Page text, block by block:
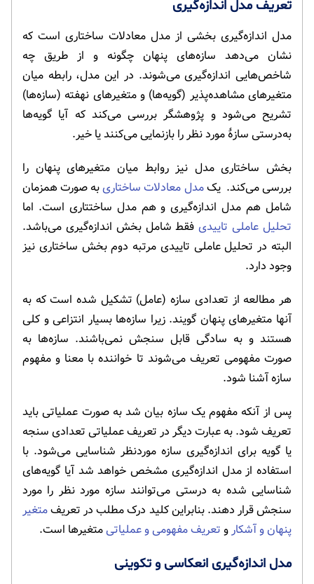
تعریف مدل اندازه‌گیری
مدل اندازه‌گیری بخشی از مدل معادلات ساختاری است که
نشان می‌دهد سازه‌های پنهان چگونه و از طریق چه
شاخص‌هایی اندازه‌گیری می‌شوند. در این مدل، رابطه میان
متغیرهای مشاهده‌پذیر (گویه‌ها) و متغیرهای نهفته (سازه‌ها)
تشریح می‌شود و پژوهشگر بررسی می‌کند که آیا گویه‌ها
به‌درستی سازهٔ مورد نظر را بازنمایی می‌کنند یا خیر.
بخش ساختاری مدل نیز روابط میان متغیرهای پنهان را
بررسی می‌کند. یکمدل معادلات ساختاریبه صورت همزمان
شامل هم مدل اندازه‌گیری و هم مدل ساختتاری است. اما
تحلیل عاملی تاییدیفقط شامل بخش اندازه‌گیری می‌باشد.
البته در تحلیل عاملی تاییدی مرتبه دوم بخش ساختاری نیز
وجود دارد.
هر مطالعه از تعدادی سازه (عامل) تشکیل شده است که به
آنها متغیرهای پنهان گویند. زیرا سازه‌ها بسیار انتزاعی و کلی
هستند و به سادگی قابل سنجش نمی‌باشند. سازه‌ها به
صورت مفهومی تعریف می‌شوند تا خواننده با معنا و مفهوم
سازه آشنا شود.
پس از آنکه مفهوم یک سازه بیان شد به صورت عملیاتی باید
تعریف شود. به عبارت دیگر در تعریف عملیاتی تعدادی سنجه
یا گویه برای اندازه‌گیری سازه موردنظر شناسایی می‌شود. با
استفاده از مدل اندازه‌گیری مشخص خواهد شد آیا گویه‌های
شناسایی شده به درستی می‌توانند سازه مورد نظر را مورد
سنجش قرار دهند. بنابراین کلید درک مطلب در تعریفمتغیر
پنهان و آشکار و تعریف مفهومی و عملیاتیمتغیرها است.
مدل اندازه‌گیری انعکاسی و تکوینی